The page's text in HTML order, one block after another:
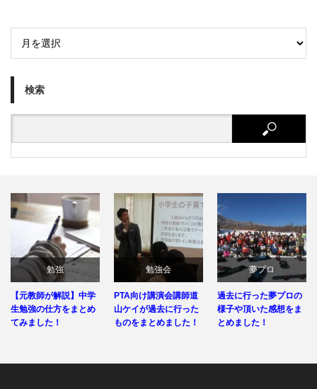
検索
勉強
【元教師が解説】中学
生勉強の仕方をまとめ
てみました！
勉強会
PTA向け講演会講師道
山ケイが過去に行った
ものをまとめました！
夢プロ
過去に行った夢プロの
様子や頂いた感想をま
とめました！